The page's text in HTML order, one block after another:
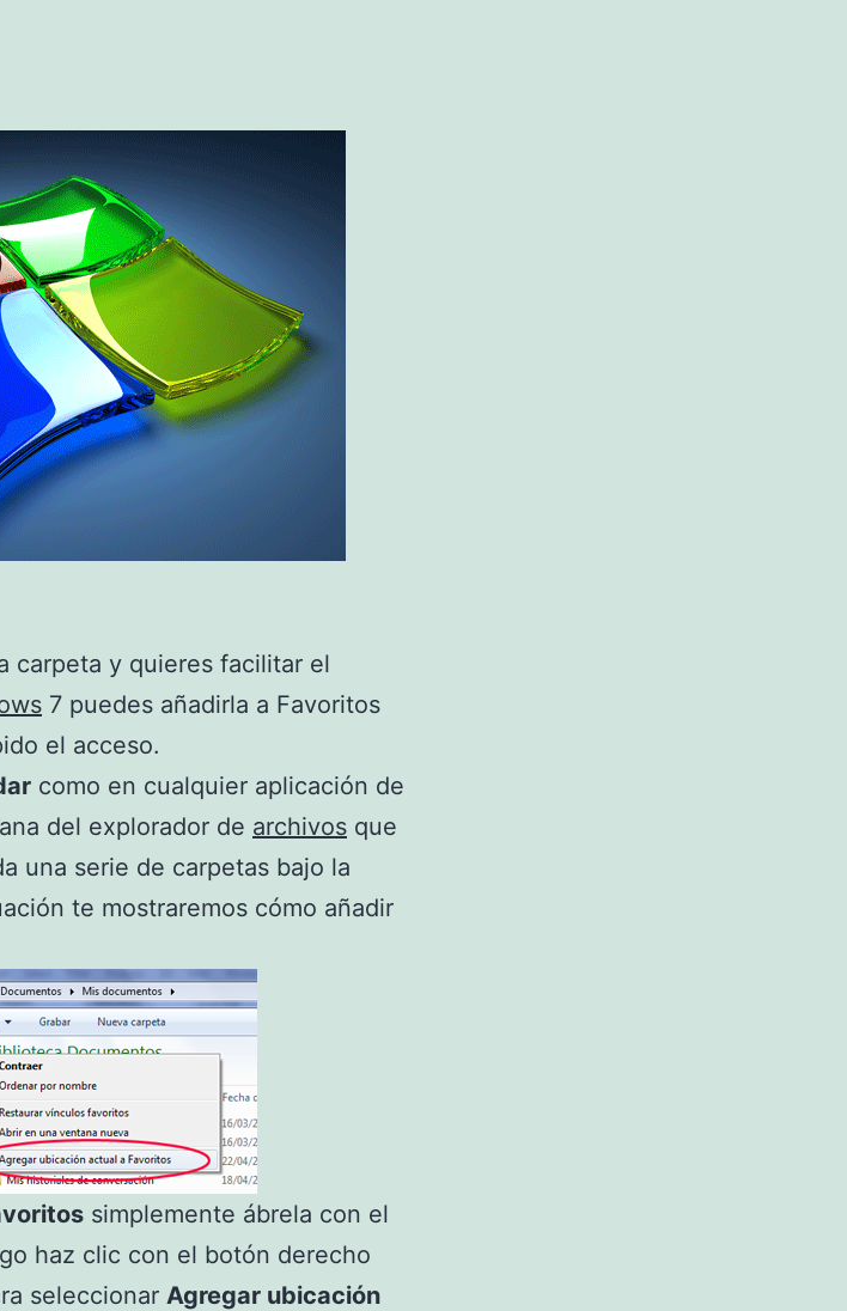
carpeta y quieres facilitar el
7 puedes añadirla a Favoritos
el acceso.
como en cualquier aplicación de
del explorador de archivos que
una serie de carpetas bajo la
te mostraremos cómo añadir
simplemente ábrela con el
haz clic con el botón derecho
seleccionar Agregar ubicación